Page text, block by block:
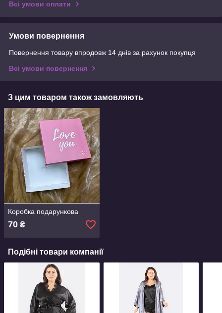
Всі умови оплати
Умови повернення
Повернення товару впродовж 14 днів за рахунок покупця
Всі умови повернення
З цим товаром також замовляють
Коробка подарункова
70 ₴
Подібні товари компанії